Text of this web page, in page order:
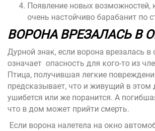
Появление новых возможностей,
очень настойчиво барабанит по
ВОРОНА ВРЕЗАЛАСЬ В
Дурной знак, если ворона врезалась в
означает опасность для кого-то из
Птица, получившая легкие
предсказывает, что и живущий в этом
ушибется или же поранится. А
что в дом может прийти смерть.
Если ворона налетела на окно